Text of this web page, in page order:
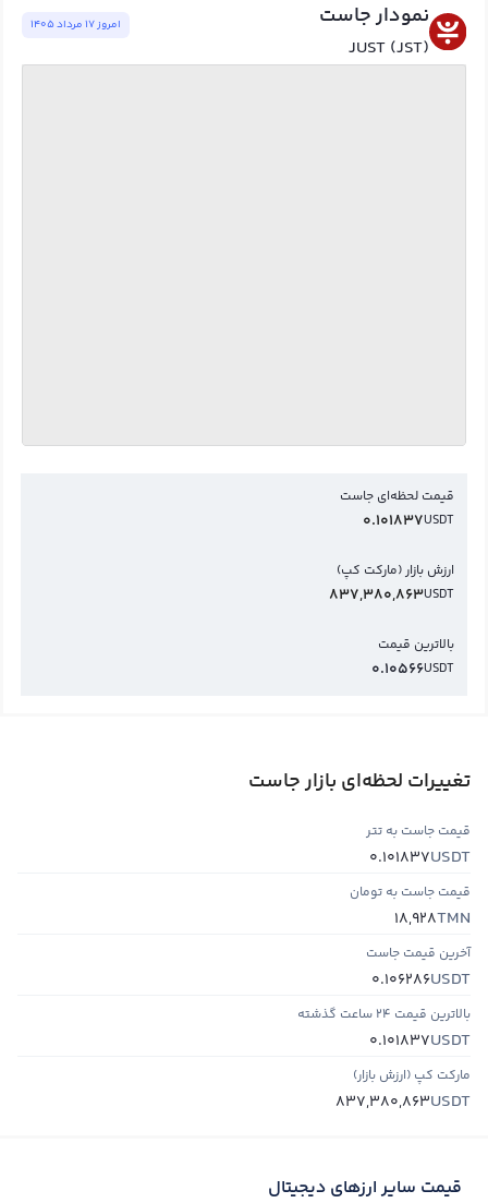
نمودار جاست
JUST (JST)
امروز ١٧ مرداد ١٤٠٥
قیمت لحظه‌ای جاست
USDT
0.101837
ارزش بازار (مارکت کپ)
USDT
837,380,863
بالاترین قیمت
USDT
0.10566
تغییرات لحظه‌ای بازار جاست
قیمت جاست به تتر
USDT
0.101837
قیمت جاست به تومان
TMN
18,928
آخرین قیمت جاست
USDT
0.106286
بالاترین قیمت ۲۴ ساعت گذشته
USDT
0.101837
مارکت کپ (ارزش بازار)
USDT
837,380,863
قیمت سایر ارزهای دیجیتال